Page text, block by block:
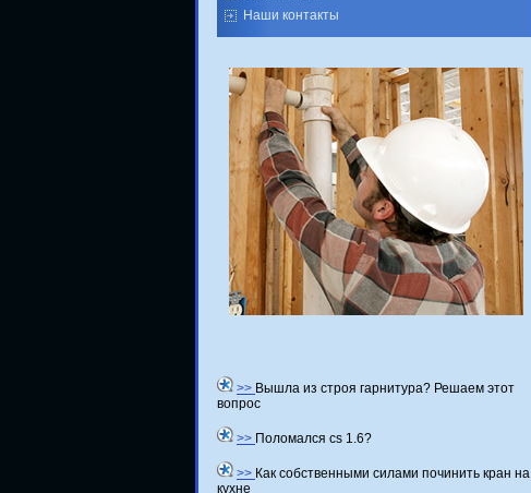
Наши контакты
>> Вышла из строя гарнитура? Решаем этот
вопрос
>> Поломался cs 1.6?
>> Как собственными силами починить кран на
кухне